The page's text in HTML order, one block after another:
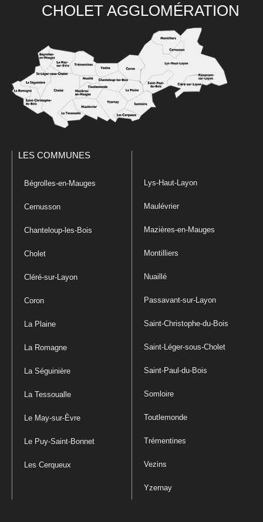
CHOLET AGGLOMÉRATION
LES COMMUNES
Bégrolles-en-Mauges
Cernusson
Chanteloup-les-Bois
Cholet
Cléré-sur-Layon
Coron
La Plaine
La Romagne
La Séguinière
La Tessoualle
Le May-sur-Èvre
Le Puy-Saint-Bonnet
Les Cerqueux
Lys-Haut-Layon
Maulévrier
Mazières-en-Mauges
Montilliers
Nuaillé
Passavant-sur-Layon
Saint-Christophe-du-Bois
Saint-Léger-sous-Cholet
Saint-Paul-du-Bois
Somloire
Toutlemonde
Trémentines
Vezins
Yzernay